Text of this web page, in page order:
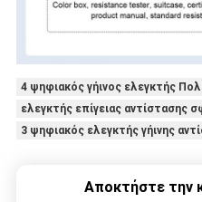
4 ψηφιακός γήινος ελεγκτής
ελεγκτής επίγειας αντίστασης
3 ψηφιακός ελεγκτής γήινης
Αποκτήστε την